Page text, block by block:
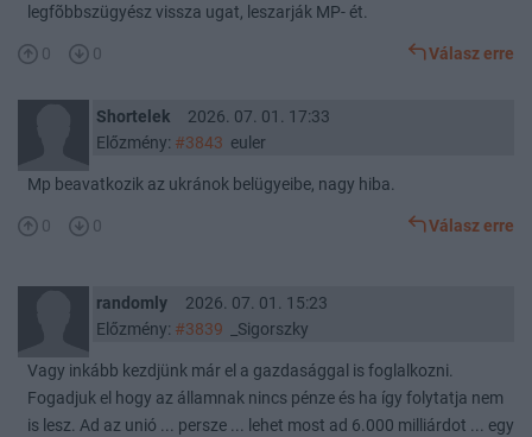
legfõbbszügyész vissza ugat, leszarják MP- ét.
0 0 Válasz erre
Shortelek
2026. 07. 01. 17:33
Előzmény: #3843 euler
Mp beavatkozik az ukránok belügyeibe, nagy hiba.
0 0 Válasz erre
randomly
2026. 07. 01. 15:23
Előzmény: #3839 _Sigorszky
Vagy inkább kezdjünk már el a gazdasággal is foglalkozni.
Fogadjuk el hogy az államnak nincs pénze és ha így folytatja nem
is lesz. Ad az unió ... persze ... lehet most ad 6.000 milliárdot ... egy